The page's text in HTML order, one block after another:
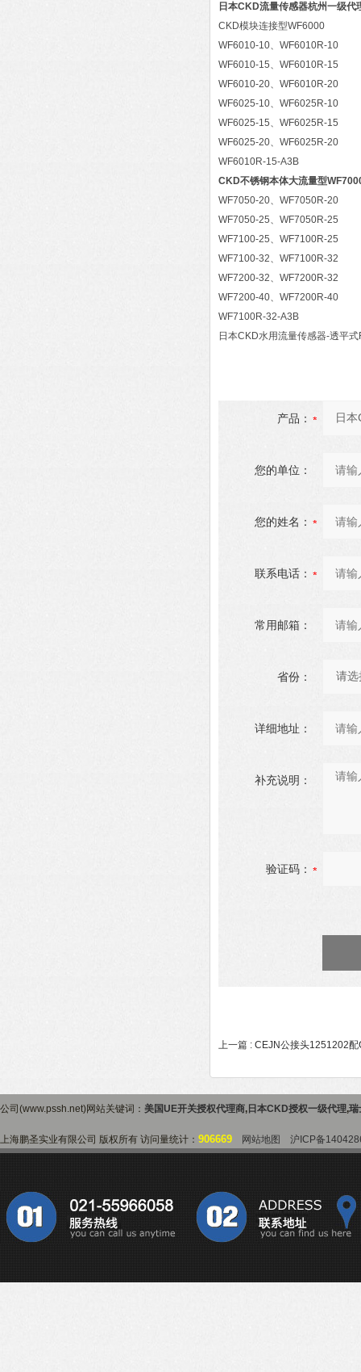
日本CKD流量传感器杭州一级代
CKD模块连接型WF6000
WF6010-10、WF6010R-10
WF6010-15、WF6010R-15
WF6010-20、WF6010R-20
WF6025-10、WF6025R-10
WF6025-15、WF6025R-15
WF6025-20、WF6025R-20
WF6010R-15-A3B
CKD不锈钢本体大流量型
WF7050-20、WF7050R-20
WF7050-25、WF7050R-25
WF7100-25、WF7100R-25
WF7100-32、WF7100R-32
WF7200-32、WF7200R-32
WF7200-40、WF7200R-40
WF7100R-32-A3B
日本CKD水用流量传感器-透平
产品：
您的单位：
您的姓名：
联系电话：
常用邮箱：
省份：
详细地址：
补充说明：
验证码：
上一篇 : CEJN公接头1251202
公司(www.pssh.net)网站关键词： 美国UE开关授权代理商, 日本CKD授权一级代理,瑞
上海鹏圣实业有限公司 版权所有 访问量统计： 906669 网站地图 沪ICP备